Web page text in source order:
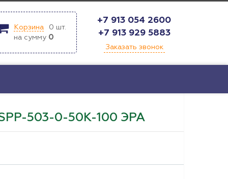
Корзина 0 шт.
на сумму 0
+7 913 054 2600
+7 913 929 5883
Заказать звонок
503-0-50К-100 ЭРА